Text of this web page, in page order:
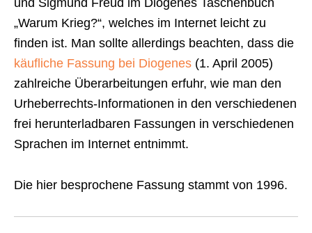
„Warum Krieg?“, welches im Internet leicht zu
finden ist. Man sollte allerdings beachten, dass die
käufliche Fassung bei Diogenes (1. April 2005)
zahlreiche Überarbeitungen erfuhr, wie man den
Urheberrechts-Informationen in den verschiedenen
frei herunterladbaren Fassungen in verschiedenen
Sprachen im Internet entnimmt.
Die hier besprochene Fassung stammt von 1996.